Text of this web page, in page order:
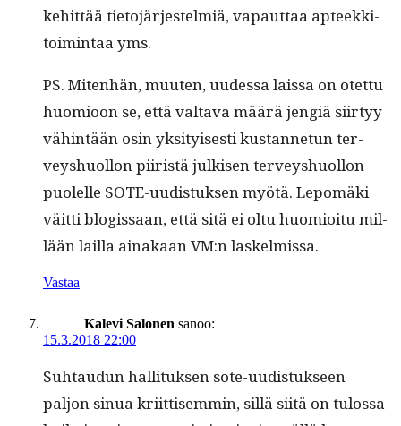
kehit­tää tieto­jär­jestelmiä, vapaut­taa apteekki­
toim­intaa yms.
PS. Miten­hän, muuten, uudessa lais­sa on otet­tu
huomioon se, että val­ta­va määrä jengiä siir­tyy
vähin­tään osin yksi­tyis­es­ti kus­tan­netun ter­
veyshuol­lon piiristä julkisen ter­veyshuol­lon
puolelle SOTE-uud­is­tuk­sen myötä. Lep­omä­ki
väit­ti blo­gis­saan, että sitä ei oltu huomioitu mil­
lään lail­la ainakaan VM:n laskelmissa.
Vastaa
Kalevi Salonen sanoo:
15.3.2018 22:00
Suh­taudun hal­li­tuk­sen sote-uud­is­tuk­seen
paljon sin­ua kri­it­tisem­min, sil­lä siitä on tulos­sa